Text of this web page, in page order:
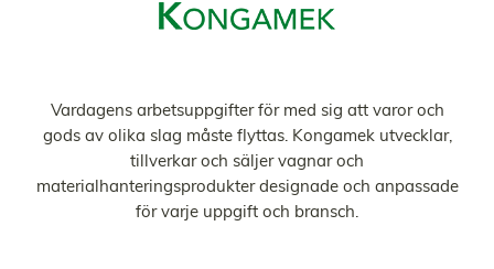
Vardagens arbetsuppgifter för med sig att varor och
gods av olika slag måste flyttas. Kongamek utvecklar,
tillverkar och säljer vagnar och
materialhanteringsprodukter designade och anpassade
för varje uppgift och bransch.